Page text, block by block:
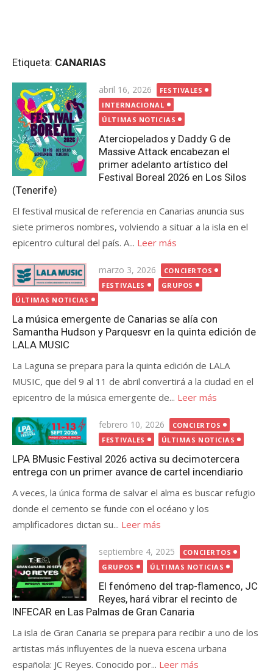
Etiqueta: CANARIAS
Publicada
el
abril 16, 2026
FESTIVALES
INTERNACIONAL
ÚLTIMAS NOTICIAS
Aterciopelados y Daddy G de
Massive Attack encabezan el
primer adelanto artístico del
Festival Boreal 2026 en Los Silos
(Tenerife)
El festival musical de referencia en Canarias anuncia sus
siete primeros nombres, volviendo a situar a la isla en el
epicentro cultural del país. A... Leer más
Publicada
el
marzo 3, 2026
CONCIERTOS
FESTIVALES
GRUPOS
ÚLTIMAS NOTICIAS
La música emergente de Canarias se alía con
Samantha Hudson y Parquesvr en la quinta edición de
LALA MUSIC
La Laguna se prepara para la quinta edición de LALA
MUSIC, que del 9 al 11 de abril convertirá a la ciudad en el
epicentro de la música emergente de... Leer más
Publicada
el
febrero 10, 2026
CONCIERTOS
FESTIVALES
ÚLTIMAS NOTICIAS
LPA BMusic Festival 2026 activa su decimotercera
entrega con un primer avance de cartel incendiario
A veces, la única forma de salvar el alma es buscar refugio
donde el cemento se funde con el océano y los
amplificadores dictan su... Leer más
Publicada
el
septiembre 4, 2025
CONCIERTOS
GRUPOS
ÚLTIMAS NOTICIAS
El fenómeno del trap-flamenco, JC
Reyes, hará vibrar el recinto de
INFECAR en Las Palmas de Gran Canaria
La isla de Gran Canaria se prepara para recibir a uno de los
artistas más influyentes de la nueva escena urbana
española: JC Reyes. Conocido por... Leer más